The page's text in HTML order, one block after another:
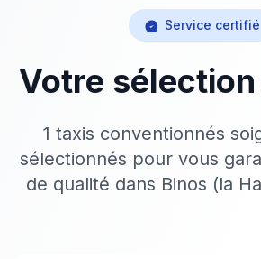
Service certifié
Votre
1 taxis conventionnés
sélectionnés pour vous
de qualité dans Binos (la